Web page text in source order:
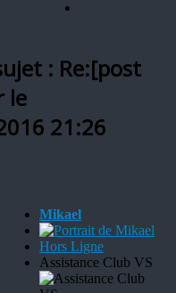
: Re:[post
le
21:26
Mikael
Hors Ligne
Assistance Club VS